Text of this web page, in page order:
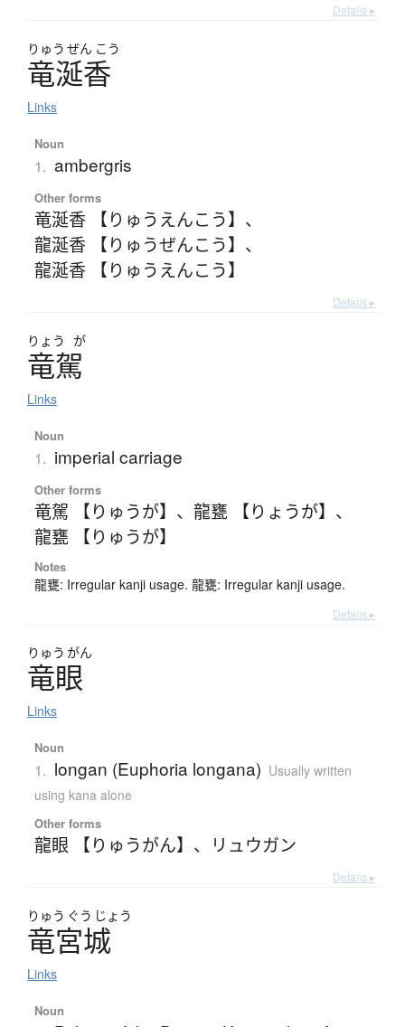
Details ▸
りゅう ぜん こう
竜涎香
Links
Noun
1. ambergris
Other forms
竜涎香 【りゅうえんこう】 、
龍涎香 【りゅうぜんこう】 、
龍涎香 【りゅうえんこう】
Details ▸
りょう が
竜駕
Links
Noun
1. imperial carriage
Other forms
竜駕 【りゅうが】 、 龍甕 【りょうが】 、
龍甕 【りゅうが】
Notes
龍甕: Irregular kanji usage. 龍甕: Irregular kanji usage.
Details ▸
りゅう がん
竜眼
Links
Noun
1. longan (Euphoria longana) Usually written
using kana alone
Other forms
龍眼 【りゅうがん】 、 リュウガン
Details ▸
りゅう ぐう じょう
竜宮城
Links
Noun